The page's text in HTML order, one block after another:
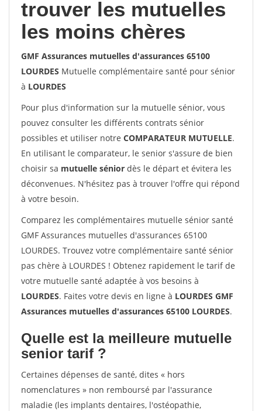
trouver les mutuelles
les moins chères
GMF Assurances mutuelles d'assurances 65100
LOURDES Mutuelle complémentaire santé pour sénior
à LOURDES
Pour plus d'information sur la mutuelle sénior, vous
pouvez consulter les différents contrats sénior
possibles et utiliser notre COMPARATEUR MUTUELLE.
En utilisant le comparateur, le senior s'assure de bien
choisir sa mutuelle sénior dès le départ et évitera les
déconvenues. N'hésitez pas à trouver l'offre qui répond
à votre besoin.
Comparez les complémentaires mutuelle sénior santé
GMF Assurances mutuelles d'assurances 65100
LOURDES. Trouvez votre complémentaire santé sénior
pas chère à LOURDES ! Obtenez rapidement le tarif de
votre mutuelle santé adaptée à vos besoins à
LOURDES. Faites votre devis en ligne à LOURDES GMF
Assurances mutuelles d'assurances 65100 LOURDES.
Quelle est la meilleure mutuelle
senior tarif ?
Certaines dépenses de santé, dites « hors
nomenclatures » non remboursé par l'assurance
maladie (les implants dentaires, l'ostéopathie,